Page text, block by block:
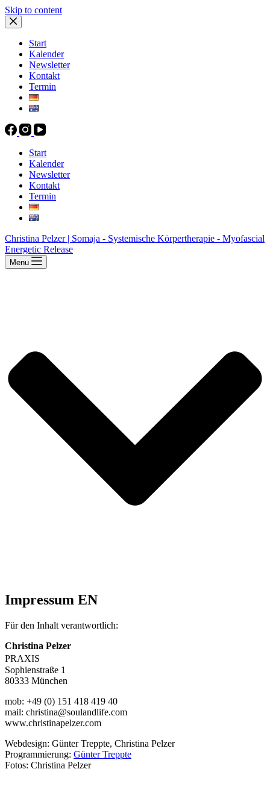
Skip to content
Start
Kalender
Newsletter
Kontakt
Termin
Start
Kalender
Newsletter
Kontakt
Termin
Christina Pelzer | Somaja - Systemische Körpertherapie - Myofascial
Energetic Release
Menu
Impressum EN
Für den Inhalt verantwortlich:
Christina Pelzer
PRAXIS
Sophienstraße 1
80333 München
mob: +49 (0) 151 418 419 40
mail: christina@soulandlife.com
www.christinapelzer.com
Webdesign: Günter Treppte, Christina Pelzer
Programmierung: Günter Treppte
Fotos: Christina Pelzer